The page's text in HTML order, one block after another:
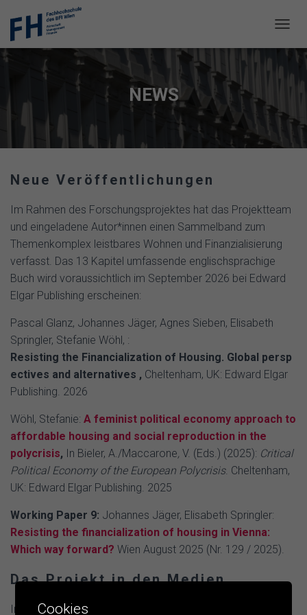
A
T
N
NEWS
Neue Veröffentlichungen
Im Rahmen des Forschungsprojektes hat das Projektteam
und eingeladene Autor*innen einen Sammelband zum
Themenkomplex leistbares Wohnen und Finanzialisierung
verfasst. Das 13 Kapitel umfassende englischsprachige
Buch wird voraussichtlich im September 2026 bei Edward
Elgar Publishing erscheinen:
Pascal Glanz, Johannes Jäger, Agnes Sieben, Elisabeth
Springler, Stefanie Wöhl, :
Resisting the Financialization of Housing. Global persp
ectives and alternatives , Cheltenham, UK: Edward Elgar
Publishing. 2026
Wöhl, Stefanie: A feminist political economy approach to
affordable housing and social reproduction in the
polycrisis, In Bieler, A./Maccarone, V. (Eds.) (2025): Critical
Political Economy of the European Polycrisis. Cheltenham,
UK: Edward Elgar Publishing. 2025
Working Paper 9: Johannes Jäger, Elisabeth Springler:
Resisting the financialization of housing in Vienna:
Which way forward? Wien August 2025 (Nr. 129 / 2025).
Das Projekt in den Medien
Interview mit Elisabeth Springler im Podcast der
Cookies